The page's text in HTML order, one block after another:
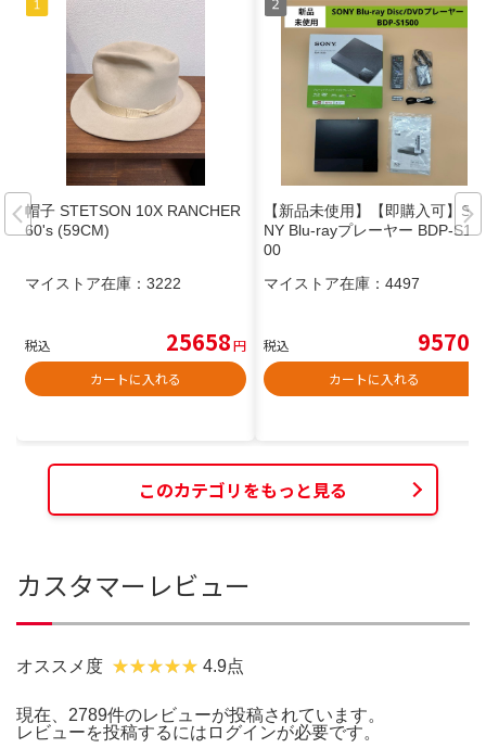
帽子 STETSON 10X RANCHER
60's (59CM)
マイストア在庫： 3222
税込 25658円
カートに入れる
【新品未使用】【即購入可】SO
NY Blu-rayプレーヤー BDP-S15
00
マイストア在庫： 4497
税込 9570
カートに入れる
このカテゴリをもっと見る
カスタマーレビュー
オススメ度 4.9点
現在、2789件のレビューが投稿されています。
レビューを投稿するには ログインが必要です。